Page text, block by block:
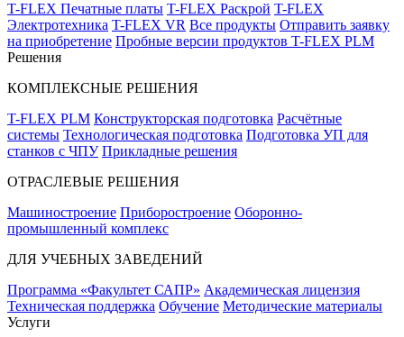
T-FLEX Печатные платы T-FLEX Раскрой T-FLEX
Электротехника T-FLEX VR Все продукты Отправить заявку
на приобретение Пробные версии продуктов T-FLEX PLM
Решения
КОМПЛЕКСНЫЕ РЕШЕНИЯ
T-FLEX PLM Конструкторская подготовка Расчётные
системы Технологическая подготовка Подготовка УП для
станков с ЧПУ Прикладные решения
ОТРАСЛЕВЫЕ РЕШЕНИЯ
Машиностроение Приборостроение Оборонно-
промышленный комплекс
ДЛЯ УЧЕБНЫХ ЗАВЕДЕНИЙ
Программа «Факультет САПР» Академическая лицензия
Техническая поддержка Обучение Методические материалы
Услуги